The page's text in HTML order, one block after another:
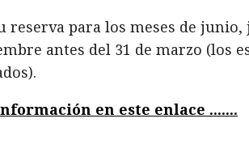
reserva para los meses de
antes del 31 de marzo (los
en este enlace .......